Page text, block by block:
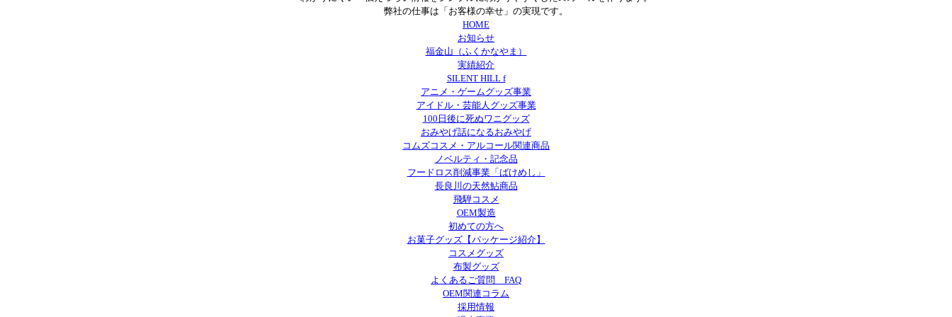
弊社の仕事は「お客様の幸せ」の実現です。
HOME
お知らせ
福金山（ふくかなやま）
実績紹介
SILENT HILL f
アニメ・ゲームグッズ事業
アイドル・芸能人グッズ事業
100日後に死ぬワニグッズ
おみやげ話になるおみやげ
コムズコスメ・アルコール関連商品
ノベルティ・記念品
フードロス削減事業「ばけめし」
長良川の天然鮎商品
飛騨コスメ
OEM製造
初めての方へ
お菓子グッズ【パッケージ紹介】
コスメグッズ
布製グッズ
よくあるご質問 FAQ
OEM関連コラム
採用情報